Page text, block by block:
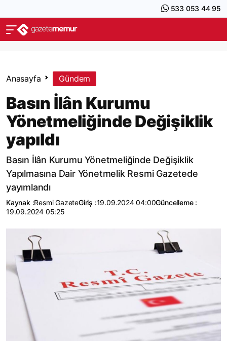
533 053 44 95
Anasayfa Gündem
Basın İlân Kurumu
Yönetmeliğinde Değişiklik
yapıldı
Basın İlân Kurumu Yönetmeliğinde Değişiklik
Yapılmasına Dair Yönetmelik Resmi Gazetede
yayımlandı
Kaynak :Resmi GazeteGiriş :19.09.2024 04:00Güncelleme :
19.09.2024 05:25